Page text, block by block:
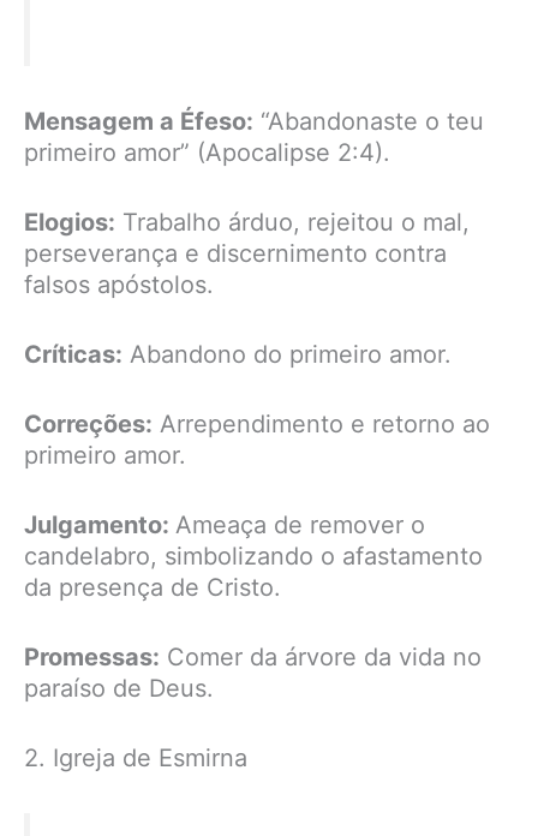
Mensagem a Éfeso: “Abandonaste o teu
primeiro amor” (Apocalipse 2:4).
Elogios: Trabalho árduo, rejeitou o mal,
perseverança e discernimento contra
falsos apóstolos.
Críticas: Abandono do primeiro amor.
Correções: Arrependimento e retorno ao
primeiro amor.
Julgamento: Ameaça de remover o
candelabro, simbolizando o afastamento
da presença de Cristo.
Promessas: Comer da árvore da vida no
paraíso de Deus.
2. Igreja de Esmirna